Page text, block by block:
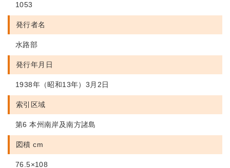
1053
発行者名
水路部
発行年月日
1938年（昭和13年）3月2日
索引区域
第6 本州南岸及南方諸島
図積 cm
76.5×108